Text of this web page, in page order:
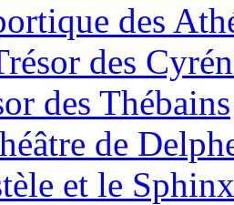
des
des
des Thébains
de
et le